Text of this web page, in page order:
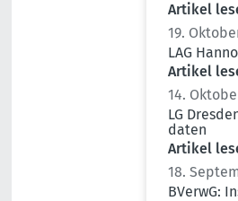
Artikel
19.
LAG
Artikel
14.
LG
daten
Artikel
18.
BVerwG: